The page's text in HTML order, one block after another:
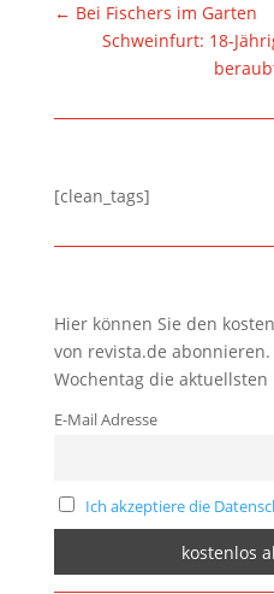
← Bei Fischers im Garten
Schweinfurt: 18-
[clean_tags]
Hier können Sie den
von revista.de
Wochentag die
E-Mail Adresse
Ich akzeptiere die